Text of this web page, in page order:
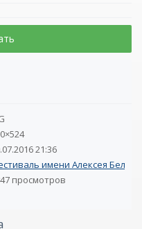
21:36
имени Алексея
просмотров